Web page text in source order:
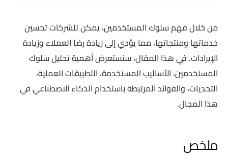
من خلال فهم سلوك المستخدمين، يمكن للشركات تحسين
خدماتها ومنتجاتها، مما يؤدي إلى زيادة رضا العملاء وزيادة
الإيرادات. في هذا المقال، سنستعرض أهمية تحليل سلوك
المستخدمين، الأساليب المستخدمة، التطبيقات العملية،
التحديات، والفوائد المرتبطة باستخدام الذكاء الاصطناعي في
هذا المجال.
ملخص